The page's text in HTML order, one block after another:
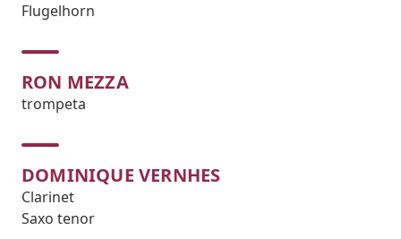
Flugelhorn
RON MEZZA
trompeta
DOMINIQUE VERNHES
Clarinet
Saxo tenor